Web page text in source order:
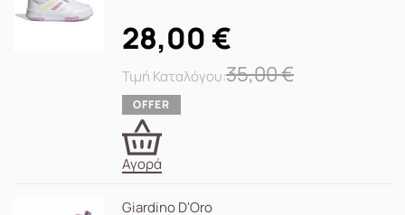
35,00€
28,00 €
Αγορά
Giardino D'Oro